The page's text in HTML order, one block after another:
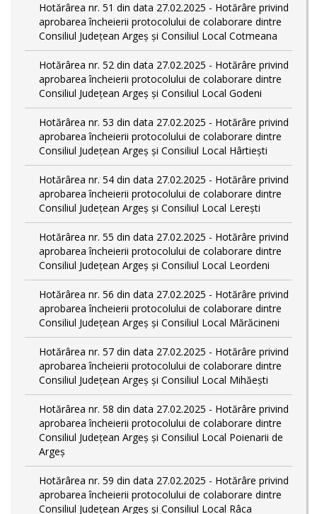
Hotărârea nr. 51 din data 27.02.2025 - Hotărâre privind
aprobarea încheierii protocolului de colaborare dintre
Consiliul Județean Argeș și Consiliul Local Cotmeana
Hotărârea nr. 52 din data 27.02.2025 - Hotărâre privind
aprobarea încheierii protocolului de colaborare dintre
Consiliul Județean Argeș și Consiliul Local Godeni
Hotărârea nr. 53 din data 27.02.2025 - Hotărâre privind
aprobarea încheierii protocolului de colaborare dintre
Consiliul Județean Argeș și Consiliul Local Hârtiești
Hotărârea nr. 54 din data 27.02.2025 - Hotărâre privind
aprobarea încheierii protocolului de colaborare dintre
Consiliul Județean Argeș și Consiliul Local Lerești
Hotărârea nr. 55 din data 27.02.2025 - Hotărâre privind
aprobarea încheierii protocolului de colaborare dintre
Consiliul Județean Argeș și Consiliul Local Leordeni
Hotărârea nr. 56 din data 27.02.2025 - Hotărâre privind
aprobarea încheierii protocolului de colaborare dintre
Consiliul Județean Argeș și Consiliul Local Mărăcineni
Hotărârea nr. 57 din data 27.02.2025 - Hotărâre privind
aprobarea încheierii protocolului de colaborare dintre
Consiliul Județean Argeș și Consiliul Local Mihăești
Hotărârea nr. 58 din data 27.02.2025 - Hotărâre privind
aprobarea încheierii protocolului de colaborare dintre
Consiliul Județean Argeș și Consiliul Local Poienarii de
Argeș
Hotărârea nr. 59 din data 27.02.2025 - Hotărâre privind
aprobarea încheierii protocolului de colaborare dintre
Consiliul Județean Argeș și Consiliul Local Râca